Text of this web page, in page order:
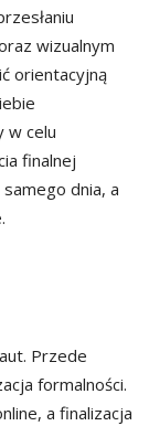
wizualnym
orientacyjną
w celu
finalnej
dnia, a
Przede
formalności.
a finalizacja